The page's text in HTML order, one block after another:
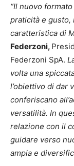
“Il nuovo
praticità e gusto,
caratteristica di
Federzoni,
Federzoni SpA.
volta una
l’obiettivo di dar
conferiscano
versatilità. In
relazione con il
guidare verso
ampia e